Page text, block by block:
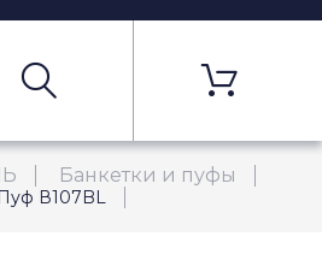
Банкетки и пуфы
Пуф В107BL